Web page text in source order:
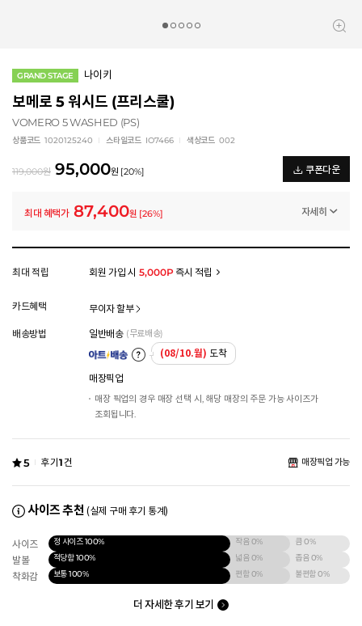
GRAND STAGE 나이키
보메로 5 워시드 (프리스쿨)
VOMERO 5 WASHED (PS)
상품코드 1020125240 스타일코드 IO7466 색상코드 002
119,000원 95,000원 [20%] 쿠폰다운
최대 혜택가 87,400원 [26%] 자세히
멤버십 상시 할인
모든 혜택이 적용된 금액으로, 실제 결제 금액과는 차이가 있을 수 있습니다.
최대 적립 회원 가입 시 5,000P즉시 적립
카드혜택 무이자 할부
배송방법 일반배송 (무료배송)
(08/10.월) 도착
매장픽업
매장 픽업의 경우 매장 선택 시, 해당 매장의 주문 가능 사이즈가
조회됩니다.
5 후기1건 매장픽업 가능
사이즈 추천 (실제 구매 후기 통계)
사이즈 정 사이즈100% 작음0% 큼0%
발볼 적당함100% 넓음0% 좁음0%
착화감 보통100% 편함0% 불편함0%
더 자세한 후기 보기